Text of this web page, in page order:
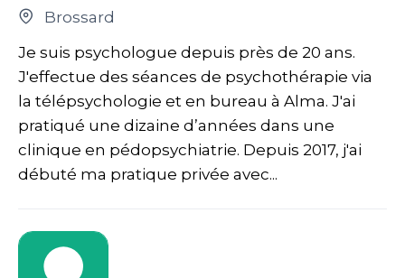
Brossard
Je suis psychologue depuis près de 20 ans.
J'effectue des séances de psychothérapie via
la télépsychologie et en bureau à Alma. J'ai
pratiqué une dizaine d’années dans une
clinique en pédopsychiatrie. Depuis 2017, j'ai
débuté ma pratique privée avec...